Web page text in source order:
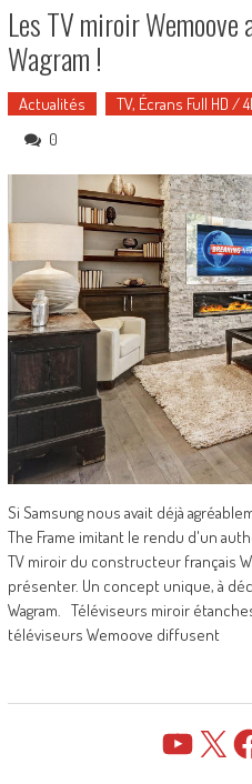
Les TV miroir Wemoove
Wagram !
Actualités TV, Écrans Full HD /
0
Si Samsung nous avait déjà
The Frame imitant le rendu d'un
TV miroir du constructeur français
présenter. Un concept unique, à
Wagram. Téléviseurs miroir
téléviseurs Wemoove diffusent
YouTube